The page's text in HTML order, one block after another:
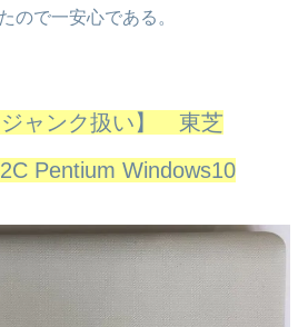
ので一安心である。
ンク扱い】 東芝
Pentium Windows10